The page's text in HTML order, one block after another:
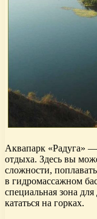
Аквапарк «Радуга» —
отдыха. Здесь вы
сложности,
в гидромассажном
специальная зона
кататься на горках.